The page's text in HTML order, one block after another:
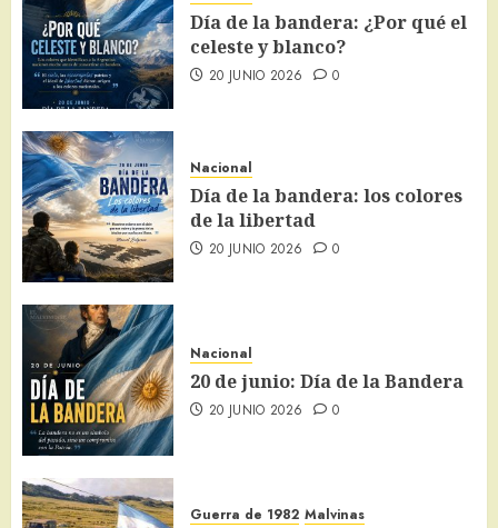
Día de la bandera: ¿Por qué el
celeste y blanco?
20 JUNIO 2026 0
Nacional
Día de la bandera: los colores
de la libertad
20 JUNIO 2026 0
Nacional
20 de junio: Día de la Bandera
20 JUNIO 2026 0
Guerra de 1982 Malvinas